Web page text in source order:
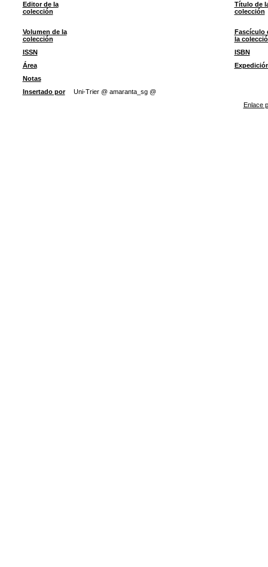
Editor de la
colección
Título de
colección
Volumen de la
colección
Fascículo
la
ISSN
ISBN
Área
Notas
Insertado por
Uni-Trier @ amaranta_sg @
Enlace